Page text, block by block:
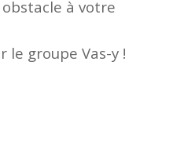
à votre
le groupe Vas-y !